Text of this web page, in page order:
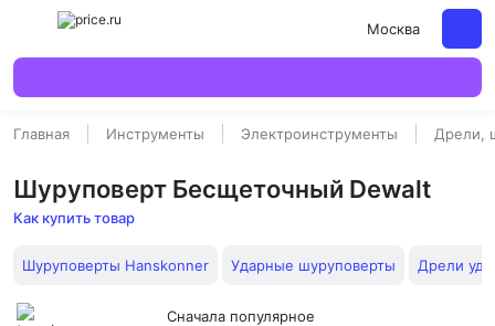
Москва
Главная Инструменты Электроинструменты Дрели,
Шуруповерт Бесщеточный Dewalt
Как купить товар
Шуруповерты Hanskonner Ударные шуруповерты Дрели
Сначала популярное